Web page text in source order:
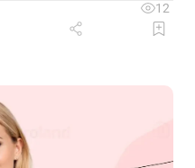
12